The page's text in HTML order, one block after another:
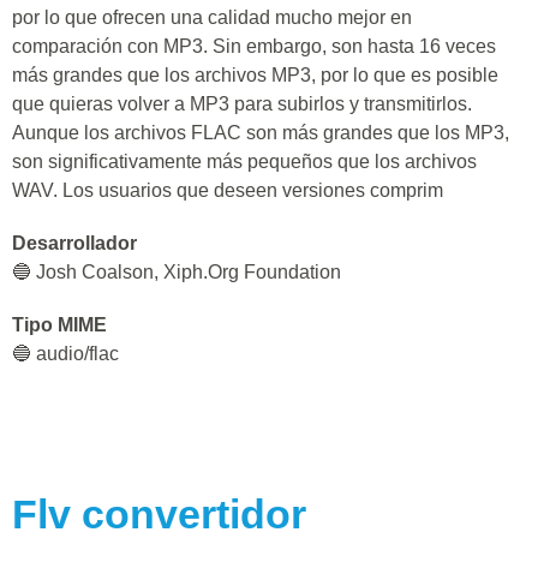
por lo que ofrecen una calidad mucho mejor en
comparación con MP3. Sin embargo, son hasta 16 veces
más grandes que los archivos MP3, por lo que es posible
que quieras volver a MP3 para subirlos y transmitirlos.
Aunque los archivos FLAC son más grandes que los MP3,
son significativamente más pequeños que los archivos
WAV. Los usuarios que deseen versiones comprim
Desarrollador
🔵 Josh Coalson, Xiph.Org Foundation
Tipo MIME
🔵 audio/flac
Flv convertidor